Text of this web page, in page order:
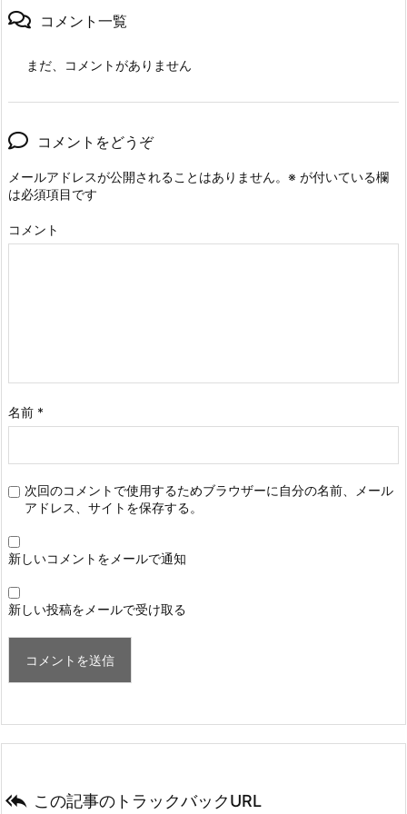
コメント一覧
まだ、コメントがありません
コメントをどうぞ
メールアドレスが公開されることはありません。 ※ が付いている欄
は必須項目です
コメント
名前 *
次回のコメントで使用するためブラウザーに自分の名前、メール
アドレス、サイトを保存する。
新しいコメントをメールで通知
新しい投稿をメールで受け取る
 この記事のトラックバックURL